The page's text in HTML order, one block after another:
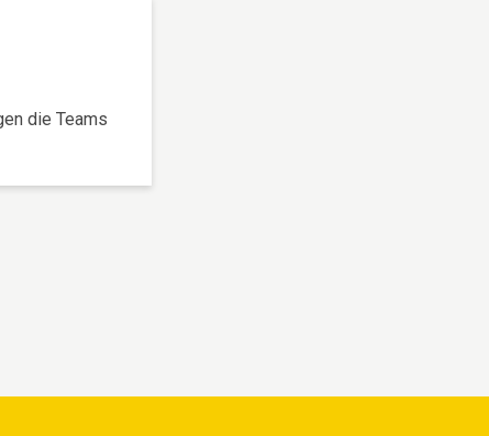
die Teams